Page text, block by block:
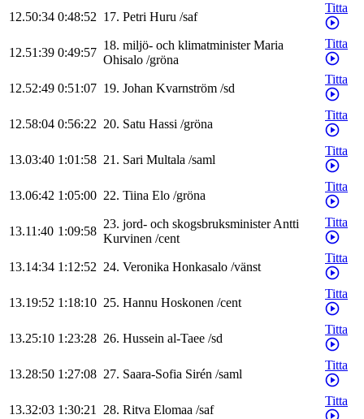
12.50:34 0:48:52 17. Petri Huru /saf
Titta
12.51:39 0:49:57
18. miljö- och klimatminister Maria
Ohisalo /gröna
Titta
12.52:49 0:51:07 19. Johan Kvarnström /sd
Titta
12.58:04 0:56:22 20. Satu Hassi /gröna
Titta
13.03:40 1:01:58 21. Sari Multala /saml
Titta
13.06:42 1:05:00 22. Tiina Elo /gröna
Titta
13.11:40 1:09:58
23. jord- och skogsbruksministerAntti
Kurvinen /cent
Titta
13.14:34 1:12:52 24. Veronika Honkasalo /vänst
Titta
13.19:52 1:18:10 25. Hannu Hoskonen /cent
Titta
13.25:10 1:23:28 26. Hussein al-Taee /sd
Titta
13.28:50 1:27:08 27. Saara-Sofia Sirén /saml
Titta
13.32:03 1:30:21 28. Ritva Elomaa /saf
Titta